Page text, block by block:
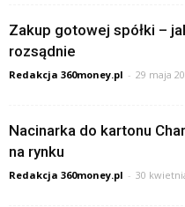
Zakup gotowej spółki –
rozsądnie
Redakcja 360money.pl - 29 maja
Nacinarka do kartonu
na rynku
Redakcja 360money.pl - 30